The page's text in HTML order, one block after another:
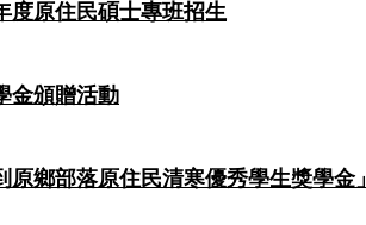
度原住民碩士專班招生
金頒贈活動
鄉部落原住民清寒優秀學生獎學金」